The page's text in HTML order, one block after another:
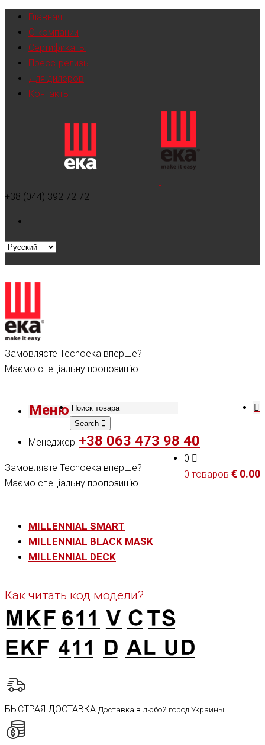
Главная
О компании
Сертификаты
Пресс-релизы
Для дилеров
Контакты
+38 (044) 392 72 72
Замовляєте Tecnoeka вперше?
Маємо спеціальну пропозицію
Меню
Search
Менеджер +38 063 473 98 40
0
0 товаров € 0.00
Замовляєте Tecnoeka вперше?
Маємо спеціальну пропозицію
MILLENNIAL SMART
MILLENNIAL BLACK MASK
MILLENNIAL DECK
Как читать код модели?
БЫСТРАЯ ДОСТАВКА Доставка в любой город Украины